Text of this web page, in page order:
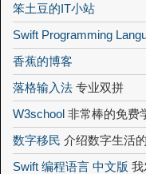
笨土豆的IT小站
Swift Programming
香蕉的博客
落格输入法 专业双拼
W3school 非常棒的免费
数字移民 介绍数字生活
Swift 编程语言 中文版 我